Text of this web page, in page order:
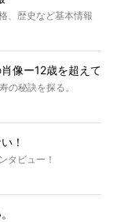
、歴史など基本情報
像ー12歳を超えて
の秘訣を探る。
！
タビュー！